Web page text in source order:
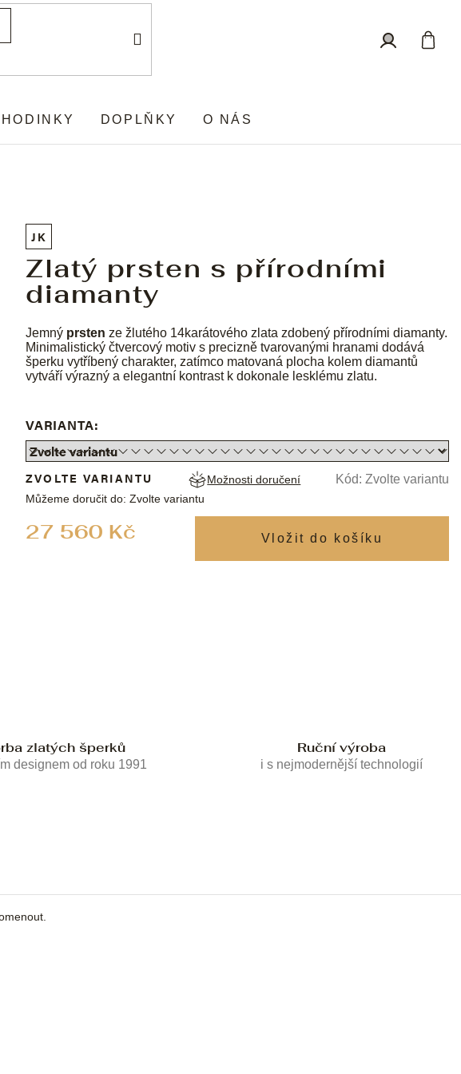
HODINKY DOPLŇKY O NÁS
JK
Zlatý prsten s přírodními
diamanty
Jemný prsten ze žlutého 14karátového zlata zdobený přírodními diamanty.
Minimalistický čtvercový motiv s precizně tvarovanými hranami dodává
šperku vytříbený charakter, zatímco matovaná plocha kolem diamantů
vytváří výrazný a elegantní kontrast k dokonale lesklému zlatu.
VARIANTA:
27 560 Kč
ZVOLTE VARIANTU
Můžeme doručit do: Zvolte variantu
Možnosti doručení Kód: Zvolte variantu
zlatých šperků
designem od roku 1991
Ruční výroba
i s nejmodernější technologií